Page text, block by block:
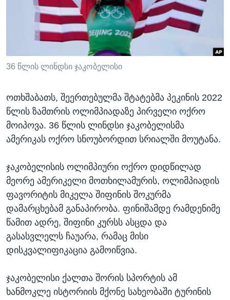
ᲡᲢᲣᲓᲘᲐ ᲕᲐᲨᲘᲜᲒᲢᲝᲜᲘ
ᲔᲙᲝᲜᲝᲛᲘᲙᲐ
ᲘᲜᲢᲔᲠᲕᲘᲣ
ᲒᲐᲚᲘᲚᲔᲝ
ᲓᲔᲖᲘᲜᲤᲝᲠᲛᲐᲪᲘᲐ
Learning English
ენები
36 წლის ლინდსი ჯაკობელისი
ოთხშაბათს, შეერთებულმა შტატებმა პეკინის 2022
წლის ზამთრის ოლიმპიადაზე პირველი ოქრო
მოიპოვა. 36 წლის ლინდსი ჯაკობელისმა
ამერიკას ოქრო სნოუბორდით სრიალში მოუტანა.
ჯაკობელისის ოლიმპიური ოქრო დიდწილად
მეორე ამერიკელი მოთხილამურის, ოლიმპიადის
ფავორიტის მიკელა შიფინის შოკურმა
დამარცხებამ განაპირობა. ფინიშამდე რამდენიმე
წამით ადრე, შიფინი კურსს ასცდა და
გასასვლელს ჩაუარა, რამაც მისი
დისკვალიფიკაცია გამოიწვია.
ჯაკობელისი ქალთა შორის სპორტის ამ
ხანმოკლე ისტორიის მქონე სახეობაში ტურინის